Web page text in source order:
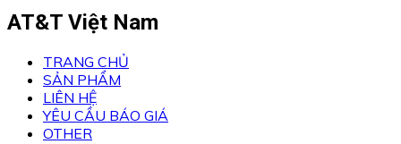
AT&T Việt Nam
TRANG CHỦ
SẢN PHẨM
LIÊN HỆ
YÊU CẦU BÁO GIÁ
OTHER